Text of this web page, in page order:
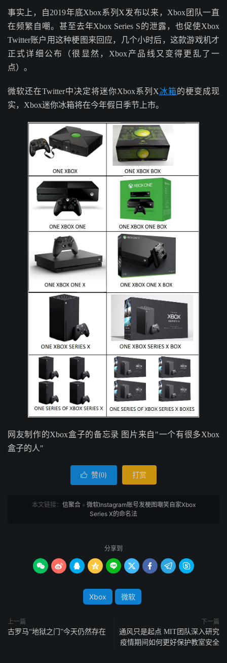
事实上，自2019年底Xbox系列X发布以来，Xbox团队一直
在频繁自嘲。甚至去年Xbox Series S的泄露，也促使Xbox
Twitter账户用这种梗图来回应，几个小时后，这款游戏机才
正式详细公布（很显然，Xbox产品线又变得更乱了一
点）。
微软还在Twitter中决定将迷你Xbox系列X冰箱的梗变成现
实，Xbox迷你冰箱将在今年假日季节上市。
网友制作的Xbox盒子的备忘录 图片来自"一个有很多Xbox
盒子的人"
 赞(0) 打赏
本文链接： 信聚合» 微软Instagram账号发梗图嘲笑自家Xbox
Series X的命名法
分享到
        
Xbox 微软
上一篇
古罗马“地狱之门”今天仍然存在
下一篇
通风只是起点 MIT团队深入研究
疫情期间如何更好保护教室安全